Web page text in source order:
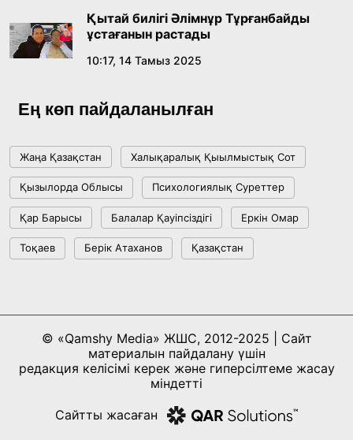
Қытай билігі Әлімнұр Тұрғанбайды
ұстағанын растады
10:17, 14 Тамыз 2025
Ең көп пайдаланылған
Жаңа Қазақстан Халықаралық Қыылмыстық Сот
Қызылорда Облысы Психологиялық Суреттер
Қар Барысы Балалар Қауіпсіздігі Еркін Омар
Тоқаев Берік Атаханов Қазақстан
© «Qamshy Media» ЖШС, 2012-2025 | Сайт
материалын пайдалану үшін
редакция келісімі керек және гиперсілтеме жасау
міндетті
Сайтты жасаған